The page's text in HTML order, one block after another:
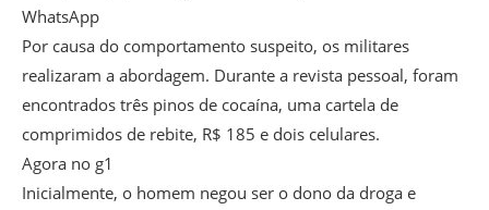
WhatsApp
Por causa do comportamento suspeito, os militares
realizaram a abordagem. Durante a revista pessoal, foram
encontrados três pinos de cocaína, uma cartela de
comprimidos de rebite, R$ 185 e dois celulares.
Agora no g1
Inicialmente, o homem negou ser o dono da droga e